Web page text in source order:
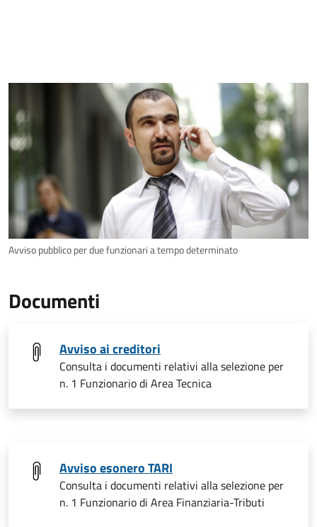
Avviso pubblico per due funzionari a tempo determinato
Documenti
Avviso ai creditori
Consulta i documenti relativi alla selezione per
n. 1 Funzionario di Area Tecnica
Avviso esonero TARI
Consulta i documenti relativi alla selezione per
n. 1 Funzionario di Area Finanziaria-Tributi